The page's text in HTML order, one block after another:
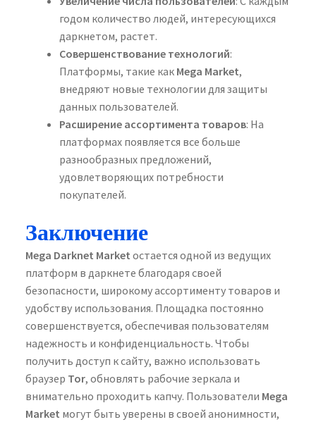
годом количество людей, интересующихся
даркнетом, растет.
Совершенствование технологий:
Платформы, такие как Mega Market,
внедряют новые технологии для защиты
данных пользователей.
Расширение ассортимента товаров: На
платформах появляется все больше
разнообразных предложений,
удовлетворяющих потребности
покупателей.
Заключение
Mega Darknet Market остается одной из ведущих
платформ в даркнете благодаря своей
безопасности, широкому ассортименту товаров и
удобству использования. Площадка постоянно
совершенствуется, обеспечивая пользователям
надежность и конфиденциальность. Чтобы
получить доступ к сайту, важно использовать
браузер Tor, обновлять рабочие зеркала и
внимательно проходить капчу. Пользователи Mega
Market могут быть уверены в своей анонимности,